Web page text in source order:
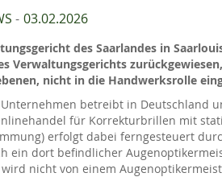
03.02.2026
des Saarlandes in
Verwaltungsgerichts
nicht in die Handwerksrolle
betreibt in Deutschland
für Korrekturbrillen mit
erfolgt dabei ferngesteuert
ein dort befindlicher
nicht von einem